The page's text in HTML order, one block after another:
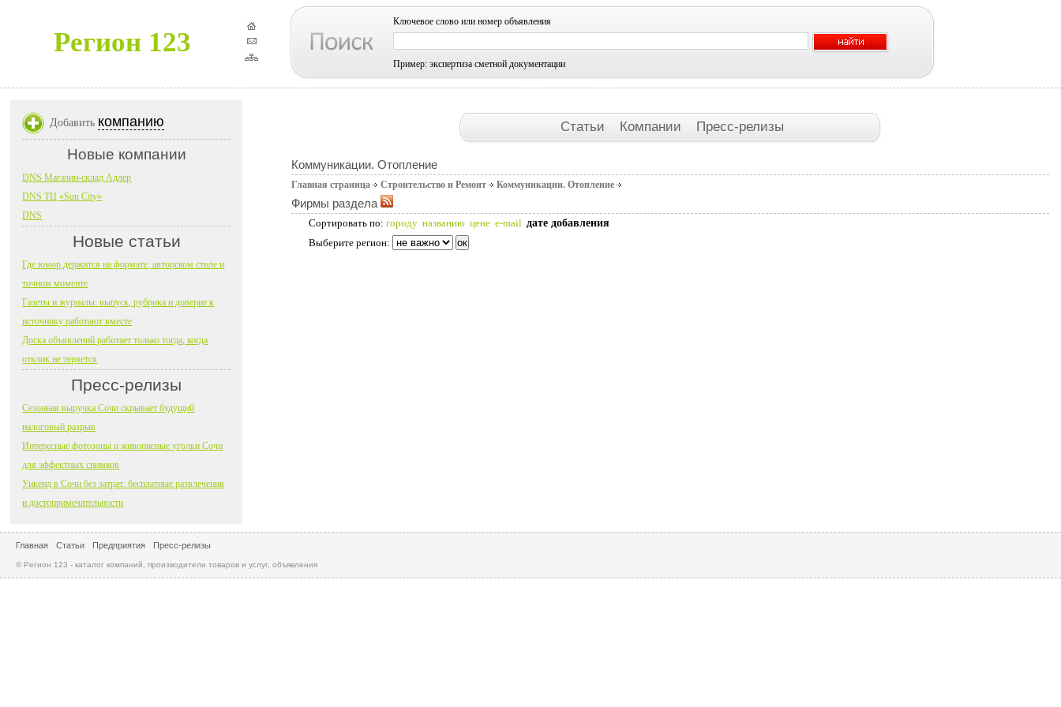
Регион 123
Ключевое слово или номер объявления
Пример: экспертиза сметной документации
Статьи Компании Пресс-релизы
Коммуникации. Отопление
Главная страница Строительство и Ремонт Коммуникации. Отопление
Фирмы раздела
Сортировать по: городу названию цене e-mail дате добавления
Выберите регион:
Добавить компанию
Новые компании
DNS Магазин-склад Адлер
DNS ТЦ «Sun City»
DNS
Новые статьи
Где юмор держится на формате, авторском стиле и
точном моменте
Газеты и журналы: выпуск, рубрика и доверие к
источнику работают вместе
Доска объявлений работает только тогда, когда
отклик не теряется
Пресс-релизы
Сезонная выручка Сочи скрывает будущий
налоговый разрыв
Интересные фотозоны и живописные уголки Сочи
для эффектных снимков
Уикенд в Сочи без затрат: бесплатные развлечения
и достопримечательности
Главная Статьи Предприятия Пресс-релизы
© Регион 123 - каталог компаний, производители товаров и услуг, объявления